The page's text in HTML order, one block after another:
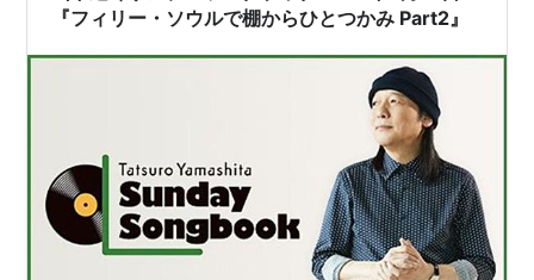
『フィリー・ソウルで棚からひとつかみ Part2』